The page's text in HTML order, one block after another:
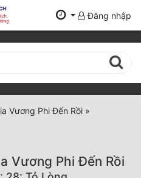
Đăng nhập
Vương Phi Đến Rồi »
Vương Phi Đến Rồi